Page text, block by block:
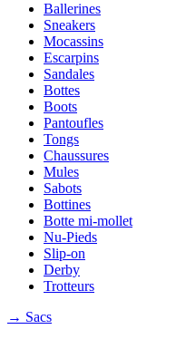
Ballerines
Sneakers
Mocassins
Escarpins
Sandales
Bottes
Boots
Pantoufles
Tongs
Chaussures
Mules
Sabots
Bottines
Botte mi-mollet
Nu-Pieds
Slip-on
Derby
Trotteurs
→ Sacs